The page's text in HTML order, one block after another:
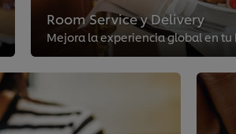
Room Service y Delivery
Mejora la experiencia global en tu